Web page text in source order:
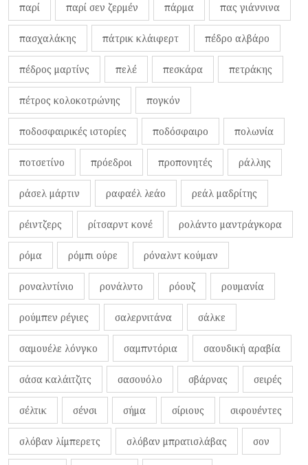
παρί παρί σεν ζερμέν πάρμα πας γιάννινα
πασχαλάκης πάτρικ κλάιφερτ πέδρο αλβάρο
πέδρος μαρτίνς πελέ πεσκάρα πετράκης
πέτρος κολοκοτρώνης πογκόν
ποδοσφαιρικές ιστορίες ποδόσφαιρο πολωνία
ποτσετίνο πρόεδροι προπονητές ράλλης
ράσελ μάρτιν ραφαέλ λεάο ρεάλ μαδρίτης
ρέιντζερς ρίτσαρντ κονέ ρολάντο μαντράγκορα
ρόμα ρόμπι ούρε ρόναλντ κούμαν
ροναλντίνιο ρονάλντο ρόουζ ρουμανία
ρούμπεν ρέγιες σαλερνιτάνα σάλκε
σαμουέλε λόνγκο σαμπντόρια σαουδική αραβία
σάσα καλάιτζιτς σασουόλο σβάρνας σειρές
σέλτικ σένσι σήμα σίριους σιφουέντες
σλόβαν λίμπερετς σλόβαν μπρατισλάβας σον